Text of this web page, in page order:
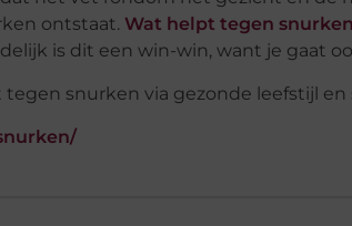
ontstaat. Wat helpt tegen snurken
is dit een win-win, want je gaat